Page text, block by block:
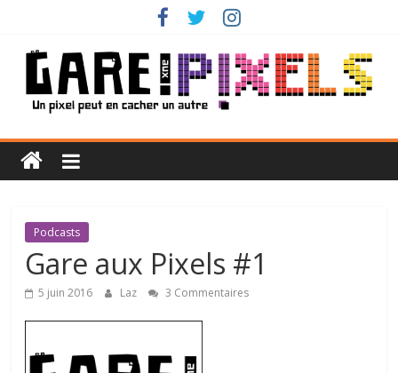
contenu
Gare
aux
Pixels
Un
pixel
peut
cacher
Podcasts
Gare aux Pixels #1
5 juin 2016 Laz 3 Commentaires